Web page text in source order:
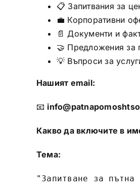
📋 Запитвания за
💼 Корпоративни
📄 Документи и
🤝 Предложения за
💡 Въпроси за
Нашият email:
📧
Какво да включите в
Тема:
"Запитване за